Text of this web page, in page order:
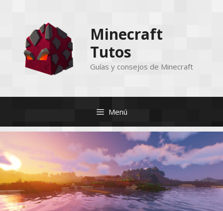
contenido
Minecraft
Tutos
Guías y consejos de Minecraft
Menú